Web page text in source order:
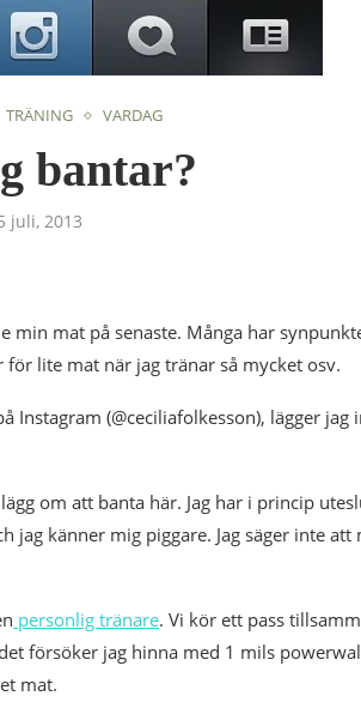
TRÄNING VARDAG
bantar?
juli, 2013
min mat på senaste. Många har
lite mat när jag tränar så mycket osv.
(@ceciliafolkesson), lägger jag
om att banta här. Jag har i princip
jag känner mig piggare. Jag säger inte
personlig tränare. Vi kör ett pass
försöker jag hinna med 1 mils
mat.